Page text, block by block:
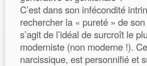
C’est dans son infécondité
rechercher la « pureté » de
s’agit de l’idéal de surcroît le
moderniste (non moderne !).
narcissique, est personnifié et